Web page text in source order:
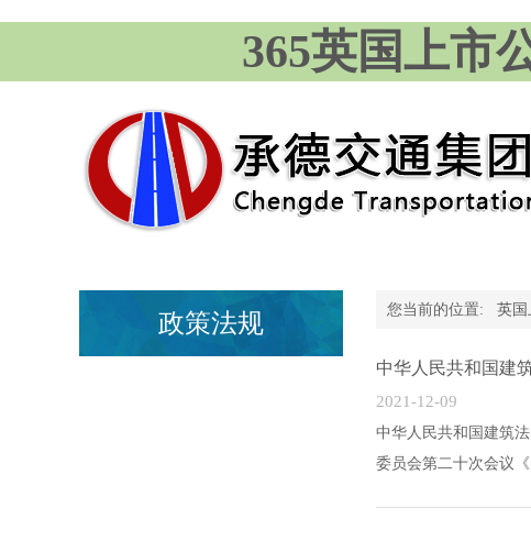
365英国上市
政策法规 您当前的位置: 英国
中华人民共和国建
2021-12-09
中华人民共和国建筑
委员会第二十次会议